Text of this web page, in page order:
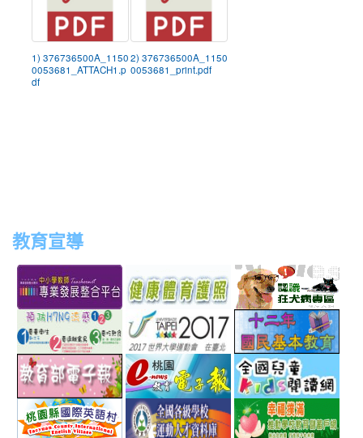
1) 376736500A_1150
0053681_ATTACH1.p
df
2) 376736500A_1150
0053681_print.pdf
教育宣導
to
http://teachernet.moe.edu.tw/MAIN/index.aspx
link
to
https://airtw.epa.gov.tw/
link
to
http://
link
link
to
http://www.perdc.ntnu.edu.tw/anti-
flu/catalog.php?
MainCatalogID=2
link
http://
link
to
http://epaper.edu.tw/
link
to
http://163.30.192.132/
link
to
link
to
to